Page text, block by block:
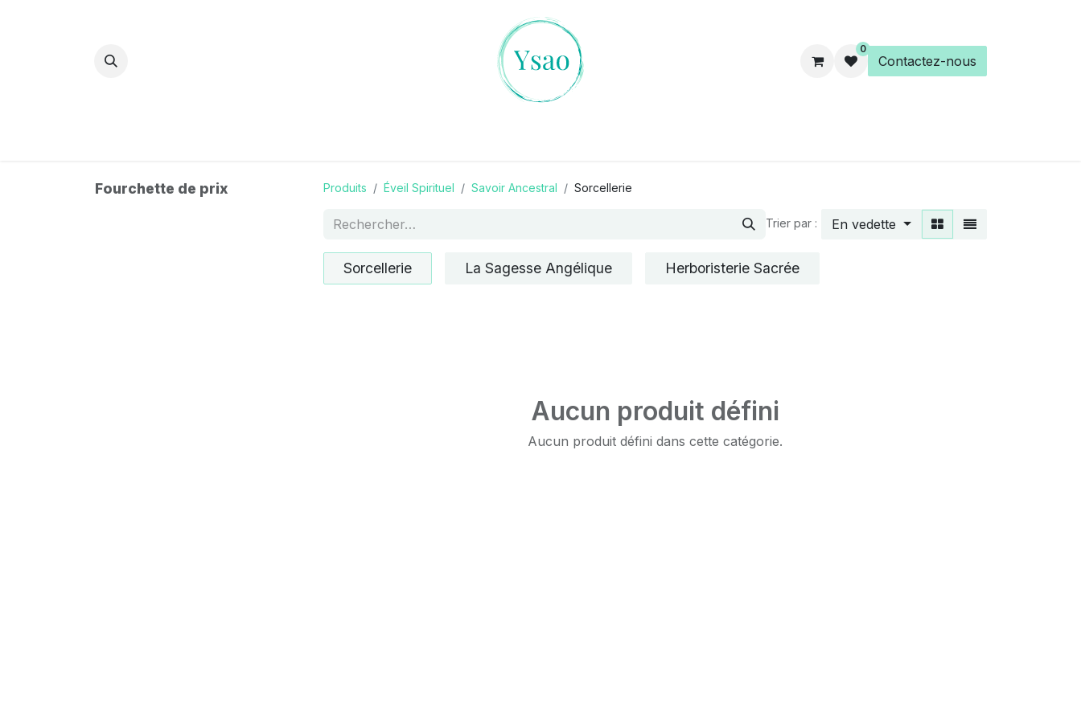
0
Contactez-nous
Fourchette de prix Produits Éveil Spirituel Savoir Ancestral Sorcellerie
Trier par : En vedette
Sorcellerie La Sagesse Angélique Herboristerie Sacrée
Aucun produit défini
Aucun produit défini dans cette catégorie.